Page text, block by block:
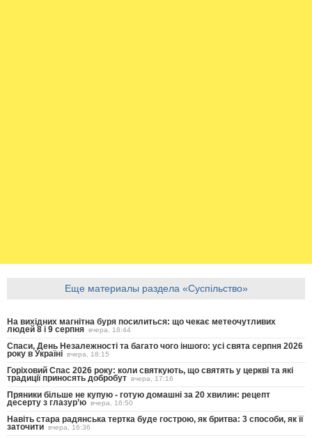
Еще материалы раздела «Суспільство»
На вихідних магнітна буря посилиться: що чекає метеочутливих
людей 8 і 9 серпня вчера, 18:44
Спаси, День Незалежності та багато чого іншого: усі свята серпня 2026
року в Україні вчера, 18:15
Горіховий Спас 2026 року: коли святкують, що святять у церкві та які
традиції приносять добробут вчера, 17:16
Пряники більше не купую - готую домашні за 20 хвилин: рецепт
десерту з глазур’ю вчера, 16:50
Навіть стара радянська тертка буде гострою, як бритва: 3 способи, як її
заточити вчера, 16:36